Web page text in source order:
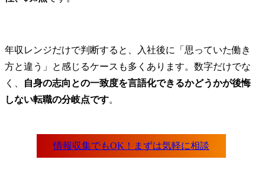
◎デジタル戦略構想/実現
計画策定/プロジェクト実
行支援(PM/PMO)
〈例〉経営戦略・事業戦
略を踏まえ、デジタル/IT
を起点とした変革の方向
ロードマップ策定から実
行・進化までを一気通貫
で伴走しています。
1.AIエージ
マルチ)の設
PoC開発
3.AI活用を
ステムアー
計・モダナ
年収レンジだけで判断すると、入社後に「思っていた働き
方と違う」と感じるケースも多くあります。数字だけでな
く、
自身の志向との一致度を言語化できるかどうかが後悔
しない転職の分岐点です。